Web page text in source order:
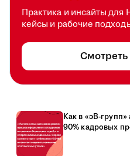
Практика и инсайты для
кейсы и рабочие
Смотреть
Как в «эВ-
90% кадровых